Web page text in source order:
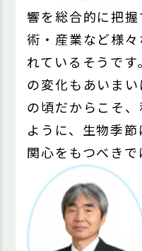
響を総合的に把
術・産業など様
れているそうで
の変化もあいま
の頃だからこそ
ように、生物季節
関心をもつべきで